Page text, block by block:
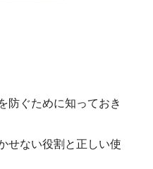
防ぐために知っておき
せない役割と正しい使